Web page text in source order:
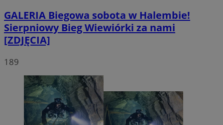
GALERIA Biegowa sobota w Halembie!
Sierpniowy Bieg Wiewiórki za nami
[ZDJĘCIA]
189